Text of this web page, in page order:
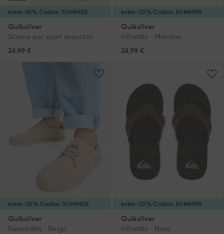
extra -15% Codice: SUMMER
Quiksilver
Scarpe per sport acquatici CEO-MP80-26009 Nero
24,99 €
extra -25% Codice: SUMMER
Quiksilver
Infradito · Marrone
24,99 €
extra -25% Codice: SUMMER
Quiksilver
Espadrillas · Beige
extra -25% Codice: SUMMER
Quiksilver
Infradito · Nero